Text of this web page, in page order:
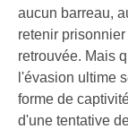
aucun barreau,
retenir
retrouvée. Mais
l'évasion ultime
forme de
d'une tentative